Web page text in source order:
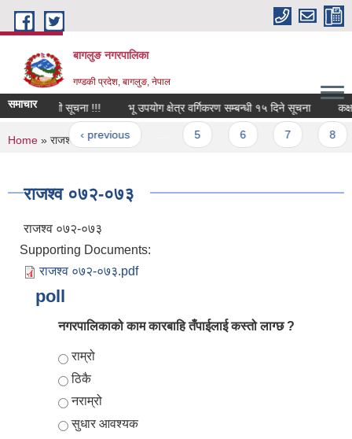
Skip to main content
बागलुङ नगरपालिका
गण्डकी प्रदेश, बागलुङ, नेपाल
समाचारसम्बन्धी सूचना !!! भू उपयोग क्षेत्र वर्गिकरण सम्बन्धी १५ दिने सूचना
« first ‹ previous
You are here
Home » राजश्व ०७२-०७३
राजश्व ०७२-०७३
राजश्व ०७२-०७३
Supporting Documents:
राजश्व ०७२-०७३.pdf
poll
नगरपालिकाको काम कारबाहि तँपाईलाई कस्तो लाग्छ ?
Choices
राम्रो
ठिकै
नराम्रो
सुधार आवश्यक